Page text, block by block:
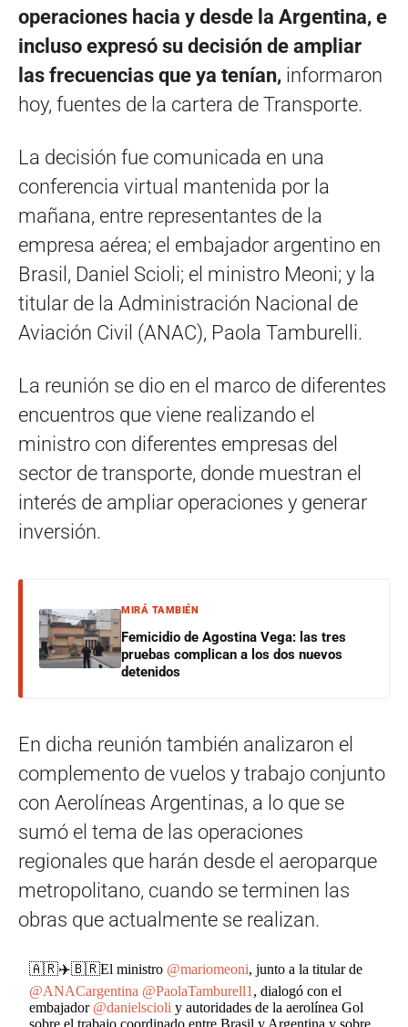
operaciones hacia y desde la Argentina, e
incluso expresó su decisión de ampliar
las frecuencias que ya tenían, informaron
hoy, fuentes de la cartera de Transporte.
La decisión fue comunicada en una
conferencia virtual mantenida por la
mañana, entre representantes de la
empresa aérea; el embajador argentino en
Brasil, Daniel Scioli; el ministro Meoni; y la
titular de la Administración Nacional de
Aviación Civil (ANAC), Paola Tamburelli.
La reunión se dio en el marco de diferentes
encuentros que viene realizando el
ministro con diferentes empresas del
sector de transporte, donde muestran el
interés de ampliar operaciones y generar
inversión.
MIRÁ TAMBIÉN
Femicidio de Agostina Vega: las tres
pruebas complican a los dos nuevos
detenidos
En dicha reunión también analizaron el
complemento de vuelos y trabajo conjunto
con Aerolíneas Argentinas, a lo que se
sumó el tema de las operaciones
regionales que harán desde el aeroparque
metropolitano, cuando se terminen las
obras que actualmente se realizan.
🇦🇷✈️🇧🇷El ministro @mariomeoni, junto a la titular de
@ANACargentina @PaolaTamburell1 , dialogó con el
embajador @danielscioli y autoridades de la aerolínea Gol
sobre el trabajo coordinado entre Brasil y Argentina y sobre